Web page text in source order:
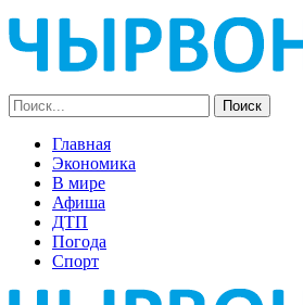
Главная
Экономика
В мире
Афиша
ДТП
Погода
Спорт